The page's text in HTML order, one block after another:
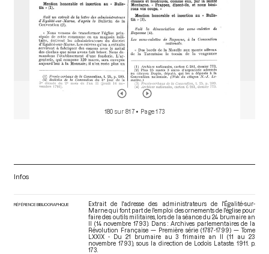
180 sur 817 • Page 173
Infos
RÉFÉRENCE BIBLIOGRAPHIQUE
Extrait de l'adresse des administrateurs de l'Égalité-sur-
Marne qui font part de l'emploi des ornements de l'église pour
faire des outils militaires, lors de la séance du 24 brumaire an
II (14 novembre 1793). Dans : Archives parlementaires de la
Révolution Française — Première série (1787-1799) — Tome
LXXIX - Du 21 brumaire au 3 frimaire an II (11 au 23
novembre 1793) , sous la direction de Lodoïs Lataste. 1911. p.
173.